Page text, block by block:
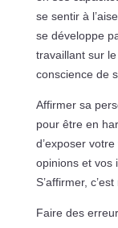
se sentir à
se développe
travaillant sur
conscience de
Affirmer sa
pour être en
d’exposer
opinions et vos
S’affirmer,
Faire des